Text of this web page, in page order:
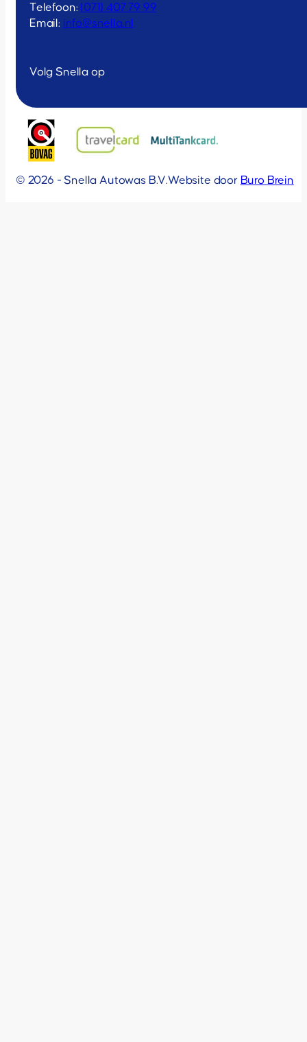
Telefoon:(071) 407 79 99
Email: info@snella.nl
Volg Snella op
© 2026 - Snella Autowas B.V.Website door Buro Brein